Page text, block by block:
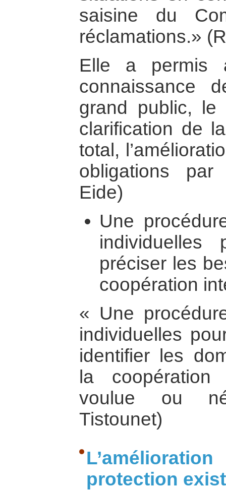
saisine du
réclamations.»
Elle a permis
connaissance
grand public, le
clarification de
total,
obligations
Eide)
Une
individuelles
préciser les
coopération
« Une
individuelles
identifier les
la coopération
voulue ou
Tistounet)
protection